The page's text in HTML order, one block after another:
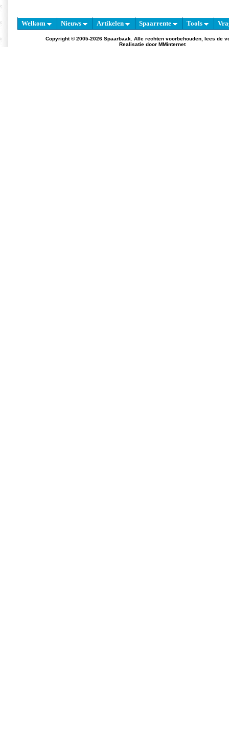
Welkom Nieuws Artikelen Spaarrente Tools
Copyright © 2005-2026 Spaarbaak. Alle rechten voorbehouden, lees de
Realisatie door MMinternet